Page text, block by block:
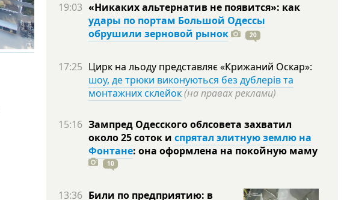
19:03 «Никаких альтернатив не появится»: как
удары по портам Большой Одессы
обрушили зерновой рынок
20
17:25 Цирк на льоду представляє «Крижаний Оскар»:
шоу, де трюки виконуються без дублерів та
монтажних склейок(на правах реклами)
15:16 Зампред Одесского облсовета захватил
около 25 соток и спрятал элитную землю на
Фонтане: она оформлена на покойную маму
10
13:36 Били по предприятию: в